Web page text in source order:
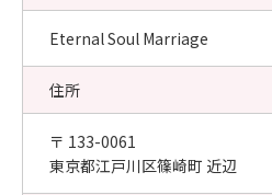
Eternal Soul Marriage
住所
〒 133-0061
東京都江戸川区篠崎町 近辺